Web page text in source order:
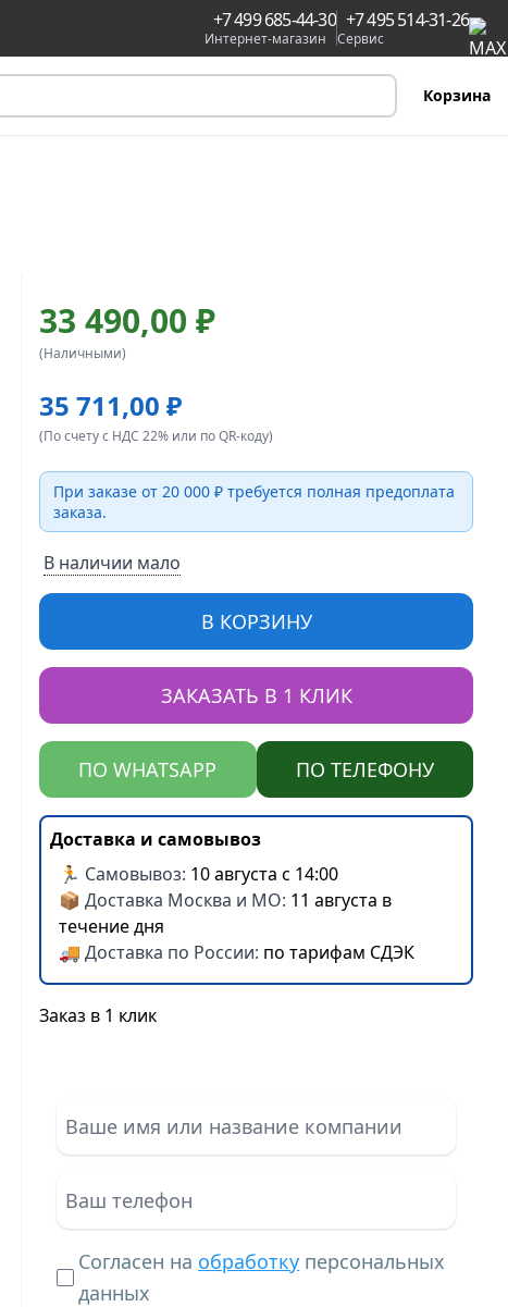
+7 499 685-44-30
Интернет-магазин
+7 495 514-31-26
Сервис
Корзина
33 490,00 ₽
(Наличными)
35 711,00 ₽
(По счету с НДС 22% или по QR-коду)
При заказе от 20 000 ₽ требуется полная предоплата
заказа.
В наличии мало
В КОРЗИНУ
ЗАКАЗАТЬ В 1 КЛИК
ПО WHATSAPP ПО ТЕЛЕФОНУ
Доставка и самовывоз
🏃 Самовывоз: 10 августа с 14:00
📦 Доставка Москва и МО: 11 августа в
течение дня
🚚 Доставка по России: по тарифам СДЭК
Заказ в 1 клик
Согласен на обработку персональных
данных